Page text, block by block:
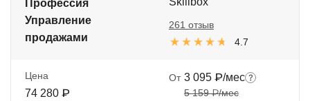
Профессия
Управление
продажами
4.7
261 отзыв
Цена
74 280 ₽
От 3 095 ₽/мес
5 159 ₽/мес